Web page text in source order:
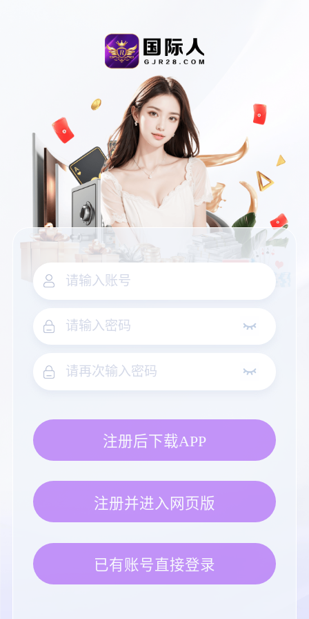
注册后下载APP
注册并进入网页版
已有账号直接登录